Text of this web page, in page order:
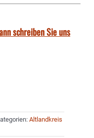
schreiben Sie uns
Altlandkreis